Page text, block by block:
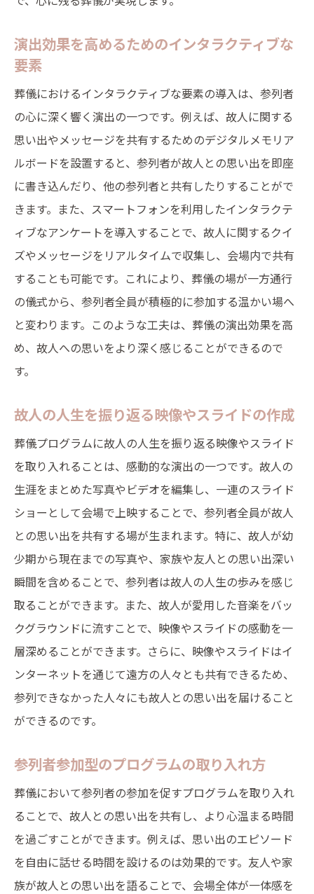
演出効果を高めるためのインタラクティブな
要素
葬儀におけるインタラクティブな要素の導入は、参列者
の心に深く響く演出の一つです。例えば、故人に関する
思い出やメッセージを共有するためのデジタルメモリア
ルボードを設置すると、参列者が故人との思い出を即座
に書き込んだり、他の参列者と共有したりすることがで
きます。また、スマートフォンを利用したインタラクテ
ィブなアンケートを導入することで、故人に関するクイ
ズやメッセージをリアルタイムで収集し、会場内で共有
することも可能です。これにより、葬儀の場が一方通行
の儀式から、参列者全員が積極的に参加する温かい場へ
と変わります。このような工夫は、葬儀の演出効果を高
め、故人への思いをより深く感じることができるので
す。
故人の人生を振り返る映像やスライドの作成
葬儀プログラムに故人の人生を振り返る映像やスライド
を取り入れることは、感動的な演出の一つです。故人の
生涯をまとめた写真やビデオを編集し、一連のスライド
ショーとして会場で上映することで、参列者全員が故人
との思い出を共有する場が生まれます。特に、故人が幼
少期から現在までの写真や、家族や友人との思い出深い
瞬間を含めることで、参列者は故人の人生の歩みを感じ
取ることができます。また、故人が愛用した音楽をバッ
クグラウンドに流すことで、映像やスライドの感動を一
層深めることができます。さらに、映像やスライドはイ
ンターネットを通じて遠方の人々とも共有できるため、
参列できなかった人々にも故人との思い出を届けること
ができるのです。
参列者参加型のプログラムの取り入れ方
葬儀において参列者の参加を促すプログラムを取り入れ
ることで、故人との思い出を共有し、より心温まる時間
を過ごすことができます。例えば、思い出のエピソード
を自由に話せる時間を設けるのは効果的です。友人や家
族が故人との思い出を語ることで、会場全体が一体感を